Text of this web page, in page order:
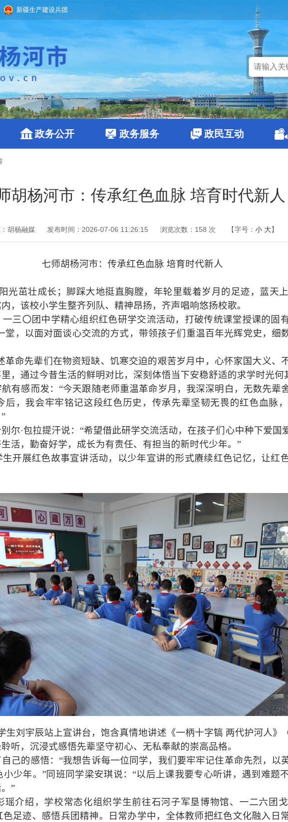
新疆生产建设兵团
政务公开 政务服务 政民互动
胡杨河市：传承红色血脉 培育时代新人
胡杨融媒 发布时间：2026-07-06 11:26:15 浏览次数： 158 次 【字号： 小 大】
七师胡杨河市：传承红色血脉 培育时代新人
光茁壮成长；脚踩大地挺直胸膛，年轮里载着岁月的足迹，蓝天
，该校小学生整齐列队、精神昂扬，齐声唱响悠扬校歌。
三〇团中学精心组织红色研学交流活动，打破传统课堂授课的固
堂，以面对面谈心交流的方式，带领孩子们重温百年光辉党史，细
革命先辈们在物资短缺、饥寒交迫的艰苦岁月中，心怀家国大义、
，通过今昔生活的鲜明对比，深刻体悟当下安稳舒适的求学时光何
有感而发：“今天跟随老师重温革命岁月，我深深明白，无数先辈
后，我会牢牢铭记这段红色历史，传承先辈坚韧无畏的红色血脉
尔·包拉提汗说：“希望借此研学交流活动，在孩子们心中种下爱国
活，勤奋好学，成长为有责任、有担当的新时代少年。”
开展红色故事宣讲活动，以少年宣讲的形式赓续红色记忆，让红
生刘宇辰站上宣讲台，饱含真情地讲述《一柄十字镐 两代护河人》
听，沉浸式感悟先辈坚守初心、无私奉献的崇高品格。
己的感悟：“我想告诉每一位同学，我们要牢牢记住革命先烈，以
少年。”同班同学梁安琪说：“以后上课我要专心听讲，遇到难题
”
瑶介绍，学校常态化组织学生前往石河子军垦博物馆、一二六团
足迹、感悟兵团精神。日常办学中，全体教师把红色文化融入日